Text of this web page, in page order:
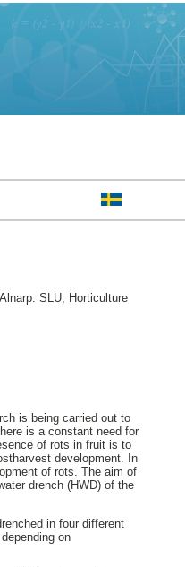
SLU, Horticulture
is being carried out to
is a constant need for
of rots in fruit is to
development. In
of rots. The aim of
drench (HWD) of the
in four different
on